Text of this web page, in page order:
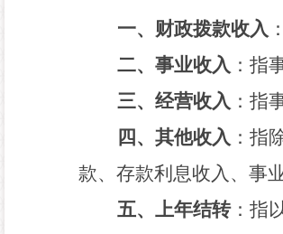
一、财政拨款收入
二、事业收入 ：指
三、经营收入 ：指
四、其他收入 ：指
款、存款利息收入、事
五、上年结转：指